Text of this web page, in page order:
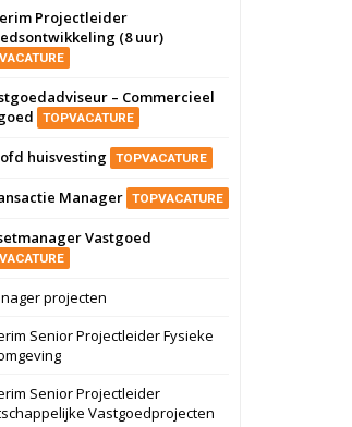
Zwanenburg
2026
Oranje
2026
bedrijventerrein
Bekijk
Schuinesloot
Projectleider
(8 uur)
– Commercieel
TOPVACATURE
huisvesting TOPVACATURE
Manager TOPVACATURE
Vastgoed
projecten
Senior Projectleider Fysieke
Senior Projectleider
Vastgoedprojecten